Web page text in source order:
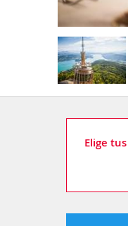
Elige